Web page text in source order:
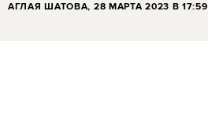
АГЛАЯ ШАТОВА, 28 МАРТА 2023 В 17:59